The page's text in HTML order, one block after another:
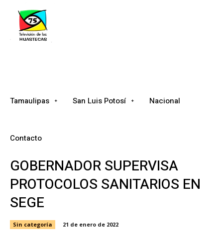
Tamaulipas San Luis Potosí Nacional
Contacto
GOBERNADOR SUPERVISA
PROTOCOLOS SANITARIOS EN
SEGE
Sin categoría 21 de enero de 2022